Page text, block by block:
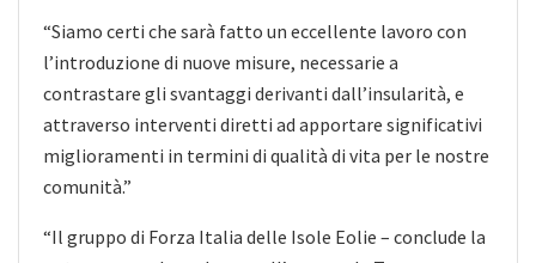
“Siamo certi che sarà fatto un eccellente lavoro con
l’introduzione di nuove misure, necessarie a
contrastare gli svantaggi derivanti dall’insularità, e
attraverso interventi diretti ad apportare significativi
miglioramenti in termini di qualità di vita per le nostre
comunità.”
“Il gruppo di Forza Italia delle Isole Eolie – conclude la